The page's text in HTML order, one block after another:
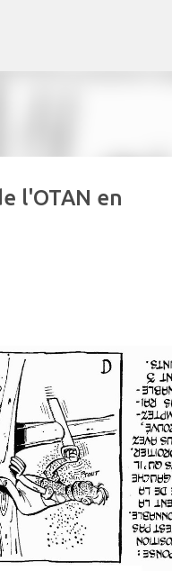
l'OTAN en